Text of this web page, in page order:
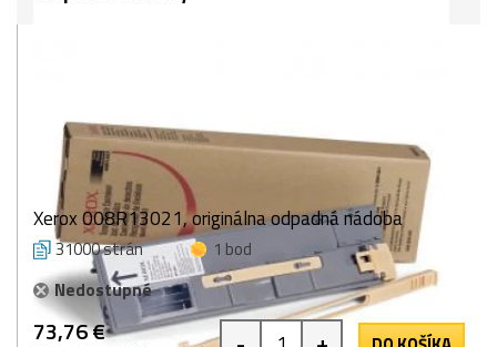
Xerox 008R13021, originálna odpadná nádoba
31000 strán
1 bod
Nedostupné
73,76 €